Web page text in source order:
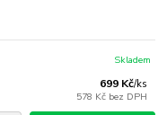
699 Kč/ks
578 Kč bez DPH
Skladem